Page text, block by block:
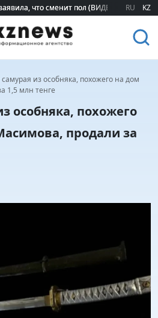
что сменит пол (ВИДЕО)
что сменит пол (ВИДЕО) RU KZ
из особняка, похожего на дом
1,5 млн тенге
особняка, похожего
продали за